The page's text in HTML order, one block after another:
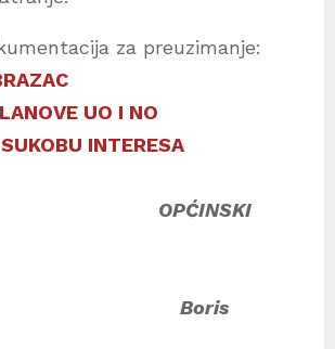
za preuzimanje:
UO I NO
INTERESA